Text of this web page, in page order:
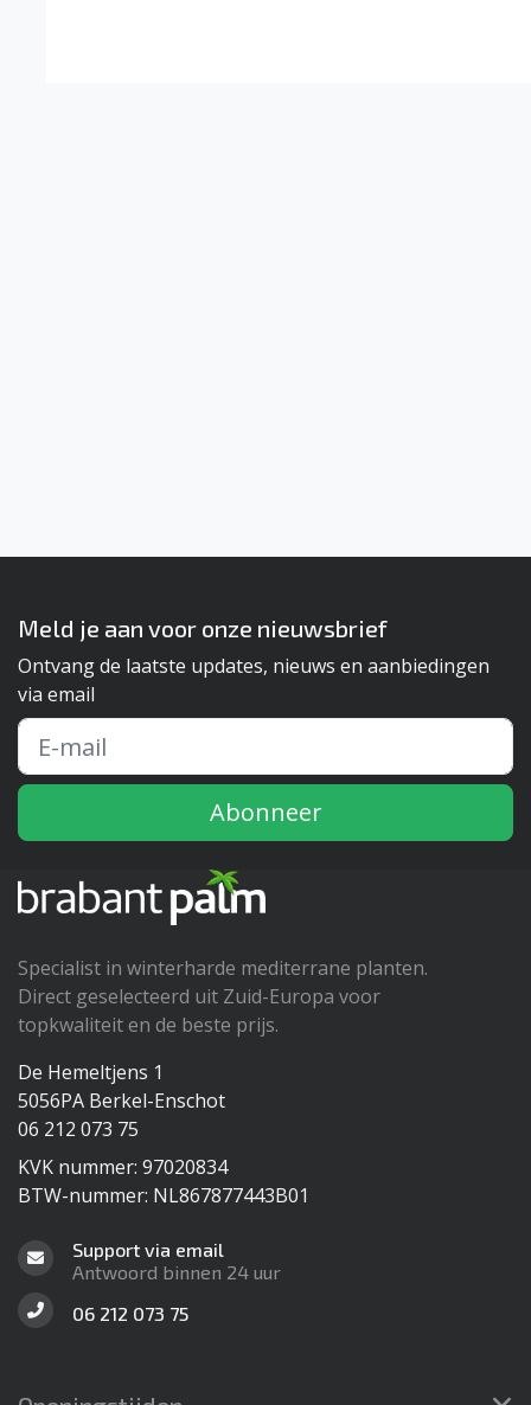
Meld je aan voor onze nieuwsbrief
Ontvang de laatste updates, nieuws en aanbiedingen
via email
Abonneer
Specialist in winterharde mediterrane planten.
Direct geselecteerd uit Zuid-Europa voor
topkwaliteit en de beste prijs.
De Hemeltjens 1
5056PA Berkel-Enschot
06 212 073 75
KVK nummer: 97020834
BTW-nummer: NL867877443B01
Support via email
Antwoord binnen 24 uur
06 212 073 75